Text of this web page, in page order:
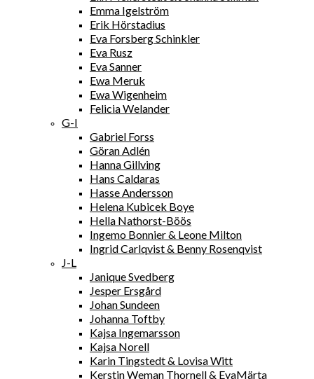
Emma Igelström
Erik Hörstadius
Eva Forsberg Schinkler
Eva Rusz
Eva Sanner
Ewa Meruk
Ewa Wigenheim
Felicia Welander
G-I
Gabriel Forss
Göran Adlén
Hanna Gillving
Hans Caldaras
Hasse Andersson
Helena Kubicek Boye
Hella Nathorst-Böös
Ingemo Bonnier & Leone Milton
Ingrid Carlqvist & Benny Rosenqvist
J-L
Janique Svedberg
Jesper Ersgård
Johan Sundeen
Johanna Toftby
Kajsa Ingemarsson
Kajsa Norell
Karin Tingstedt & Lovisa Witt
Kerstin Weman Thornell & EvaMärta